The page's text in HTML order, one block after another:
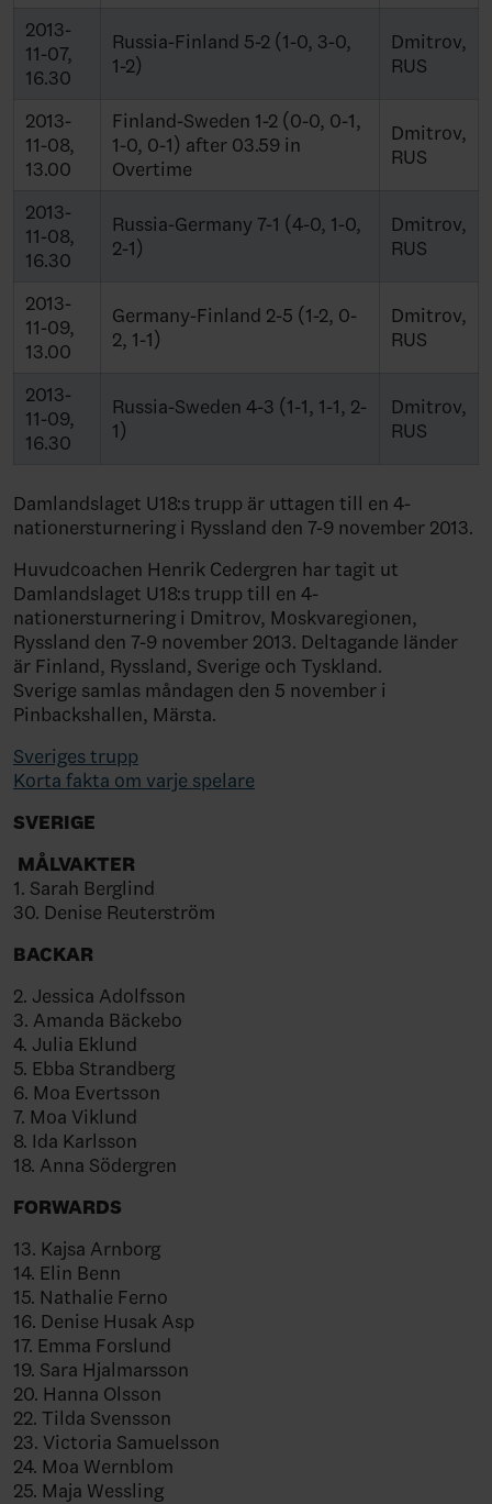
2013-
11-07,
16.30
Russia-Finland 5-2 (1-0, 3-0,
1-2)
Dmitrov,
RUS
2013-
11-08,
13.00
Finland-Sweden 1-2 (0-0, 0-1,
1-0, 0-1) after 03.59 in
Overtime
Dmitrov,
RUS
2013-
11-08,
16.30
Russia-Germany 7-1 (4-0, 1-0,
2-1)
Dmitrov,
RUS
2013-
11-09,
13.00
Germany-Finland 2-5 (1-2, 0-
2, 1-1)
Dmitrov,
RUS
2013-
11-09,
16.30
Russia-Sweden 4-3 (1-1, 1-1, 2-
1)
Dmitrov,
RUS
Damlandslaget U18:s trupp är uttagen till en 4-
nationersturnering i Ryssland den 7-9 november 2013.
Huvudcoachen Henrik Cedergren har tagit ut
Damlandslaget U18:s trupp till en 4-
nationersturnering i Dmitrov, Moskvaregionen,
Ryssland den 7-9 november 2013. Deltagande länder
är Finland, Ryssland, Sverige och Tyskland.
Sverige samlas måndagen den 5 november i
Pinbackshallen, Märsta.
Sveriges trupp
Korta fakta om varje spelare
SVERIGE
MÅLVAKTER
1. Sarah Berglind
30. Denise Reuterström
BACKAR
2. Jessica Adolfsson
3. Amanda Bäckebo
4. Julia Eklund
5. Ebba Strandberg
6. Moa Evertsson
7. Moa Viklund
8. Ida Karlsson
18. Anna Södergren
FORWARDS
13. Kajsa Arnborg
14. Elin Benn
15. Nathalie Ferno
16. Denise Husak Asp
17. Emma Forslund
19. Sara Hjalmarsson
20. Hanna Olsson
22. Tilda Svensson
23. Victoria Samuelsson
24. Moa Wernblom
25. Maja Wessling